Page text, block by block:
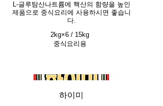
L-글루탐산나트륨에 핵산의 함량을 높인
제품으로 중식요리에 사용하시면 좋습니
다.
2kg×6 / 15kg
중식요리용
하이미